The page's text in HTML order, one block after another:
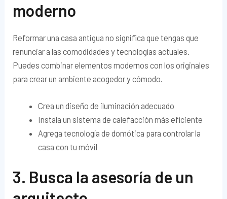
moderno
Reformar una casa antigua no significa que tengas que
renunciar a las comodidades y tecnologías actuales.
Puedes combinar elementos modernos con los originales
para crear un ambiente acogedor y cómodo.
Crea un diseño de iluminación adecuado
Instala un sistema de calefacción más eficiente
Agrega tecnología de domótica para controlar la
casa con tu móvil
3. Busca la asesoría de un